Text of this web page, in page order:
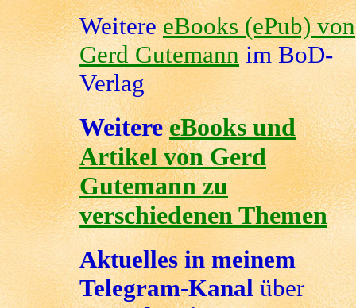
WeitereeBooks (ePub) von
Gerd Gutemann im BoD-
Verlag
WeitereeBooks und
Artikel von Gerd
Gutemann zu
verschiedenen Themen
Aktuelles in meinem
Telegram-Kanal über